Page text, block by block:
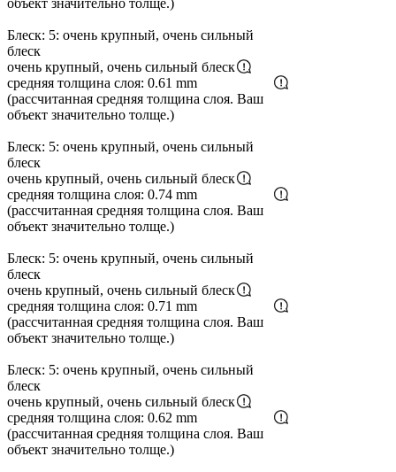
Блеск: 5: очень крупный, очень сильный
блеск
очень крупный, очень сильный блеск
средняя толщина слоя: 0.61 mm
(рассчитанная средняя толщина слоя. Ваш
объект значительно толще.)
Блеск: 5: очень крупный, очень сильный
блеск
очень крупный, очень сильный блеск
средняя толщина слоя: 0.74 mm
(рассчитанная средняя толщина слоя. Ваш
объект значительно толще.)
Блеск: 5: очень крупный, очень сильный
блеск
очень крупный, очень сильный блеск
средняя толщина слоя: 0.71 mm
(рассчитанная средняя толщина слоя. Ваш
объект значительно толще.)
Блеск: 5: очень крупный, очень сильный
блеск
очень крупный, очень сильный блеск
средняя толщина слоя: 0.62 mm
(рассчитанная средняя толщина слоя. Ваш
объект значительно толще.)